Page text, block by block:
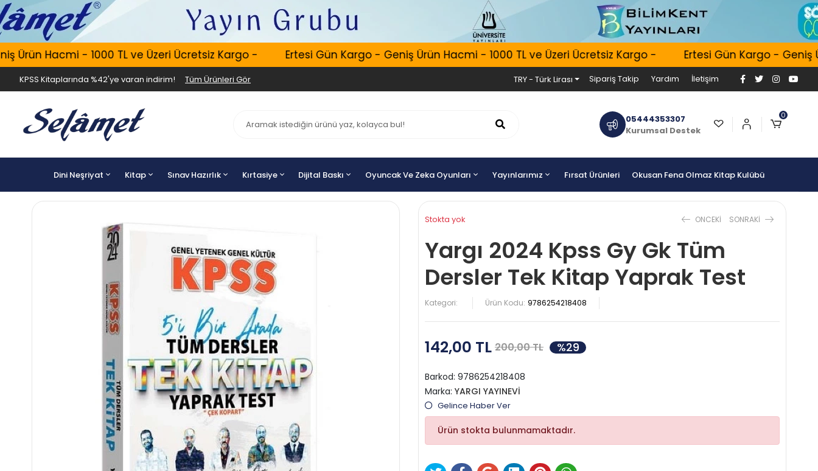
Hacmi - 1000 TL ve Üzeri Ücretsiz Kargo - Ertesi Gün Kargo - Geniş Ürün Hacmi - 1000 TL ve Üzeri Ücretsiz Kargo - Ertesi Gün Kargo - Geniş
KPSS Kitaplarında %42'ye varan indirim! Tüm Ürünleri Gör TRY - Türk Lirası Sipariş Takip Yardım İletişim
05444353307
Kurumsal Destek
0
Dini Neşriyat Kitap Sınav Hazırlık Kırtasiye Dijital Baskı Oyuncak Ve Zeka Oyunları Yayınlarımız Fırsat Ürünleri Okusan Fena Olmaz Kitap Kulübü
Stokta yok ONCEKI SONRAKI
Yargı 2024 Kpss Gy Gk Tüm
Dersler Tek Kitap Yaprak Test
Kategori: Ürün Kodu: 9786254218408
142,00 TL 200,00 TL %29
Barkod: 9786254218408
Marka: YARGI YAYINEVİ
Gelince Haber Ver
Ürün stokta bulunmamaktadır.